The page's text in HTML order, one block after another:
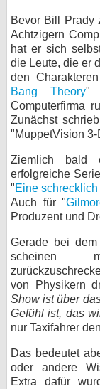
Bevor Bill Prady
Achtzigern
hat er sich
die Leute, die er
den
Bang Theory"
Computerfirma
Zunächst
"MuppetVision 3-
Ziemlich bald
erfolgreiche
"Eine
Auch für "
Produzent und
Gerade bei
scheinen
von Physikern
Show ist über
Gefühl ist, das
nur Taxifahrer
Das bedeutet
oder andere
Extra dafür